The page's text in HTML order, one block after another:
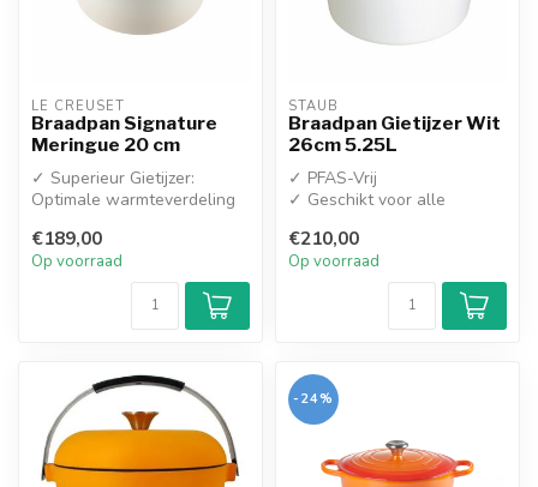
LE CREUSET
Braadpan Signature
Meringue 20 cm
✓ Superieur Gietijzer:
Optimale warmteverdeling
ga...
€189,00
Op voorraad
STAUB
Braadpan Gietijzer Wit
26cm 5.25L
✓ PFAS-Vrij
✓ Geschikt voor alle
€210,00
Op voorraad
-24%